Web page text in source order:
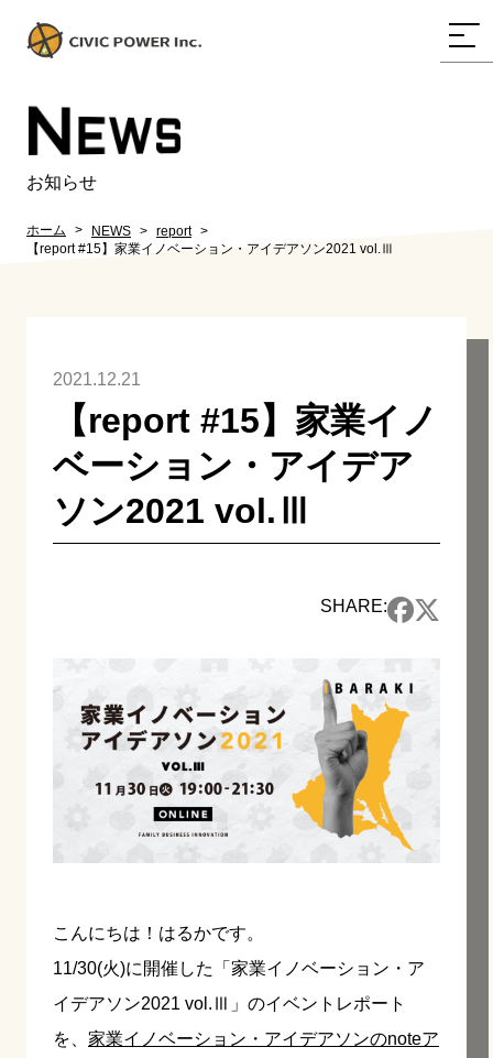
NEWS
お知らせ
ホーム NEWS
report
【report #15】家業イノベーション・アイデアソン2021 vol.Ⅲ
2021.12.21
【report #15】家業イノ
ベーション・アイデア
ソン2021 vol.Ⅲ
SHARE:
こんにちは！はるかです。
11/30(火)に開催した「家業イノベーション・ア
イデアソン2021 vol.Ⅲ」のイベントレポート
を、 家業イノベーション・アイデアソンのnoteア